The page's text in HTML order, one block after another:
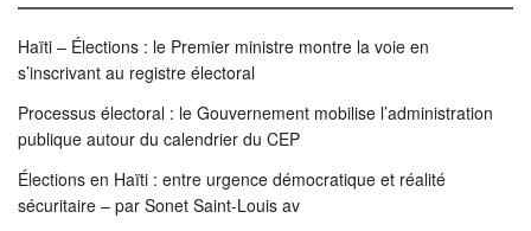
Haïti – Élections : le Premier ministre montre la voie en
s’inscrivant au registre électoral
Processus électoral : le Gouvernement mobilise l’administration
publique autour du calendrier du CEP
Élections en Haïti : entre urgence démocratique et réalité
sécuritaire – par Sonet Saint-Louis av